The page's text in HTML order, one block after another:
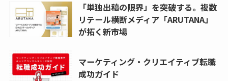
「単独出稿の限界」を突破する。複数
リテール横断メディア「ARUTANA」
が拓く新市場
マーケティング・クリエイティブ転職
成功ガイド